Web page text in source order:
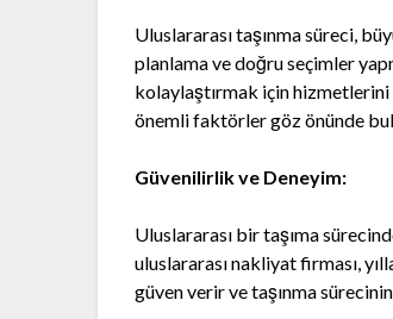
Uluslararası taşınma süreci,
planlama ve doğru seçimler
kolaylaştırmak için hizmetlerini
önemli faktörler göz önünde
Güvenilirlik ve Deneyim:
Uluslararası bir taşıma
uluslararası nakliyat firması,
güven verir ve taşınma